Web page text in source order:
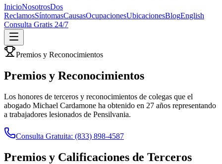
InicioNosotrosDos
ReclamosSíntomasCausasOcupacionesUbicacionesBlogEnglish
Consulta Gratis 24/7
Premios y Reconocimientos
Premios y Reconocimientos
Los honores de terceros y reconocimientos de colegas que el
abogado Michael Cardamone ha obtenido en 27 años representando
a trabajadores lesionados de Pensilvania.
Consulta Gratuita: (833) 898-4587
Premios y Calificaciones de Terceros